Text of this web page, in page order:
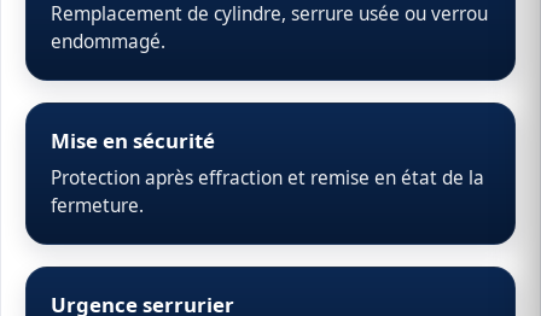
Remplacement de cylindre, serrure usée ou verrou
endommagé.
Mise en sécurité
Protection après effraction et remise en état de la
fermeture.
Urgence serrurier